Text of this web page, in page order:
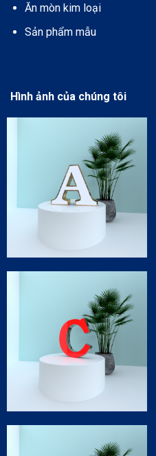
Ăn mòn kim loại
Sản phẩm mẫu
Hình ảnh của chúng tôi